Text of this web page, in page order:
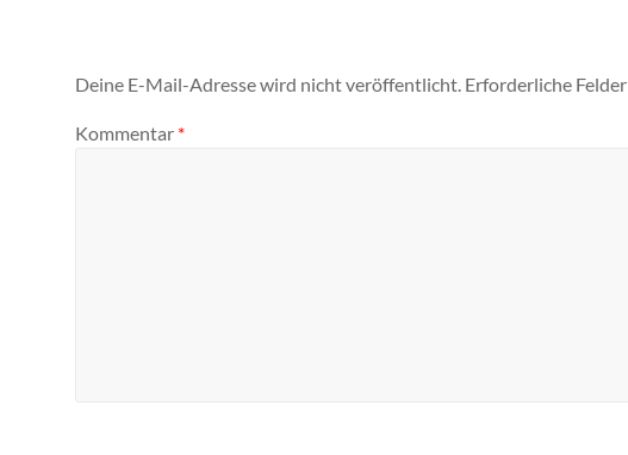
Deine E-Mail-Adresse wird nicht veröffentlicht. Erforderliche
Kommentar *